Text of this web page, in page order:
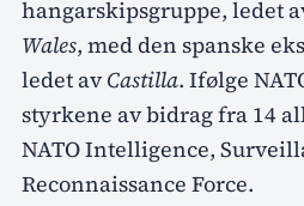
hangarskipsgruppe, ledet
Wales, med den spanske
ledet av Castilla. Ifølge
styrkene av bidrag fra 14
NATO Intelligence,
Reconnaissance Force.